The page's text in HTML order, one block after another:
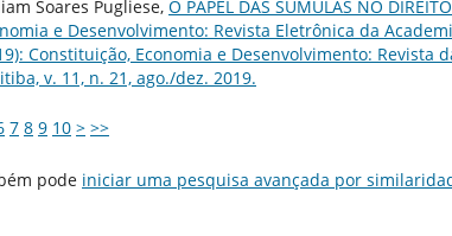
Soares Pugliese, O PAPEL DAS SÚMULAS NO
e Desenvolvimento: Revista Eletrônica da
Constituição, Economia e Desenvolvimento:
v. 11, n. 21, ago./dez. 2019.
7 8 9 10 > >>
pode iniciar uma pesquisa avançada por